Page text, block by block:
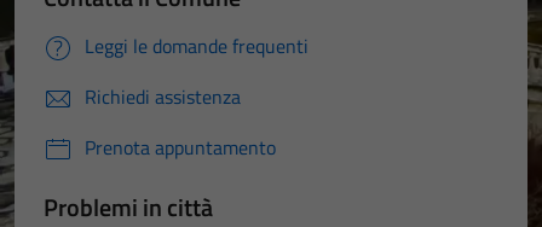
Leggi le domande frequenti
Richiedi assistenza
Prenota appuntamento
Problemi in città